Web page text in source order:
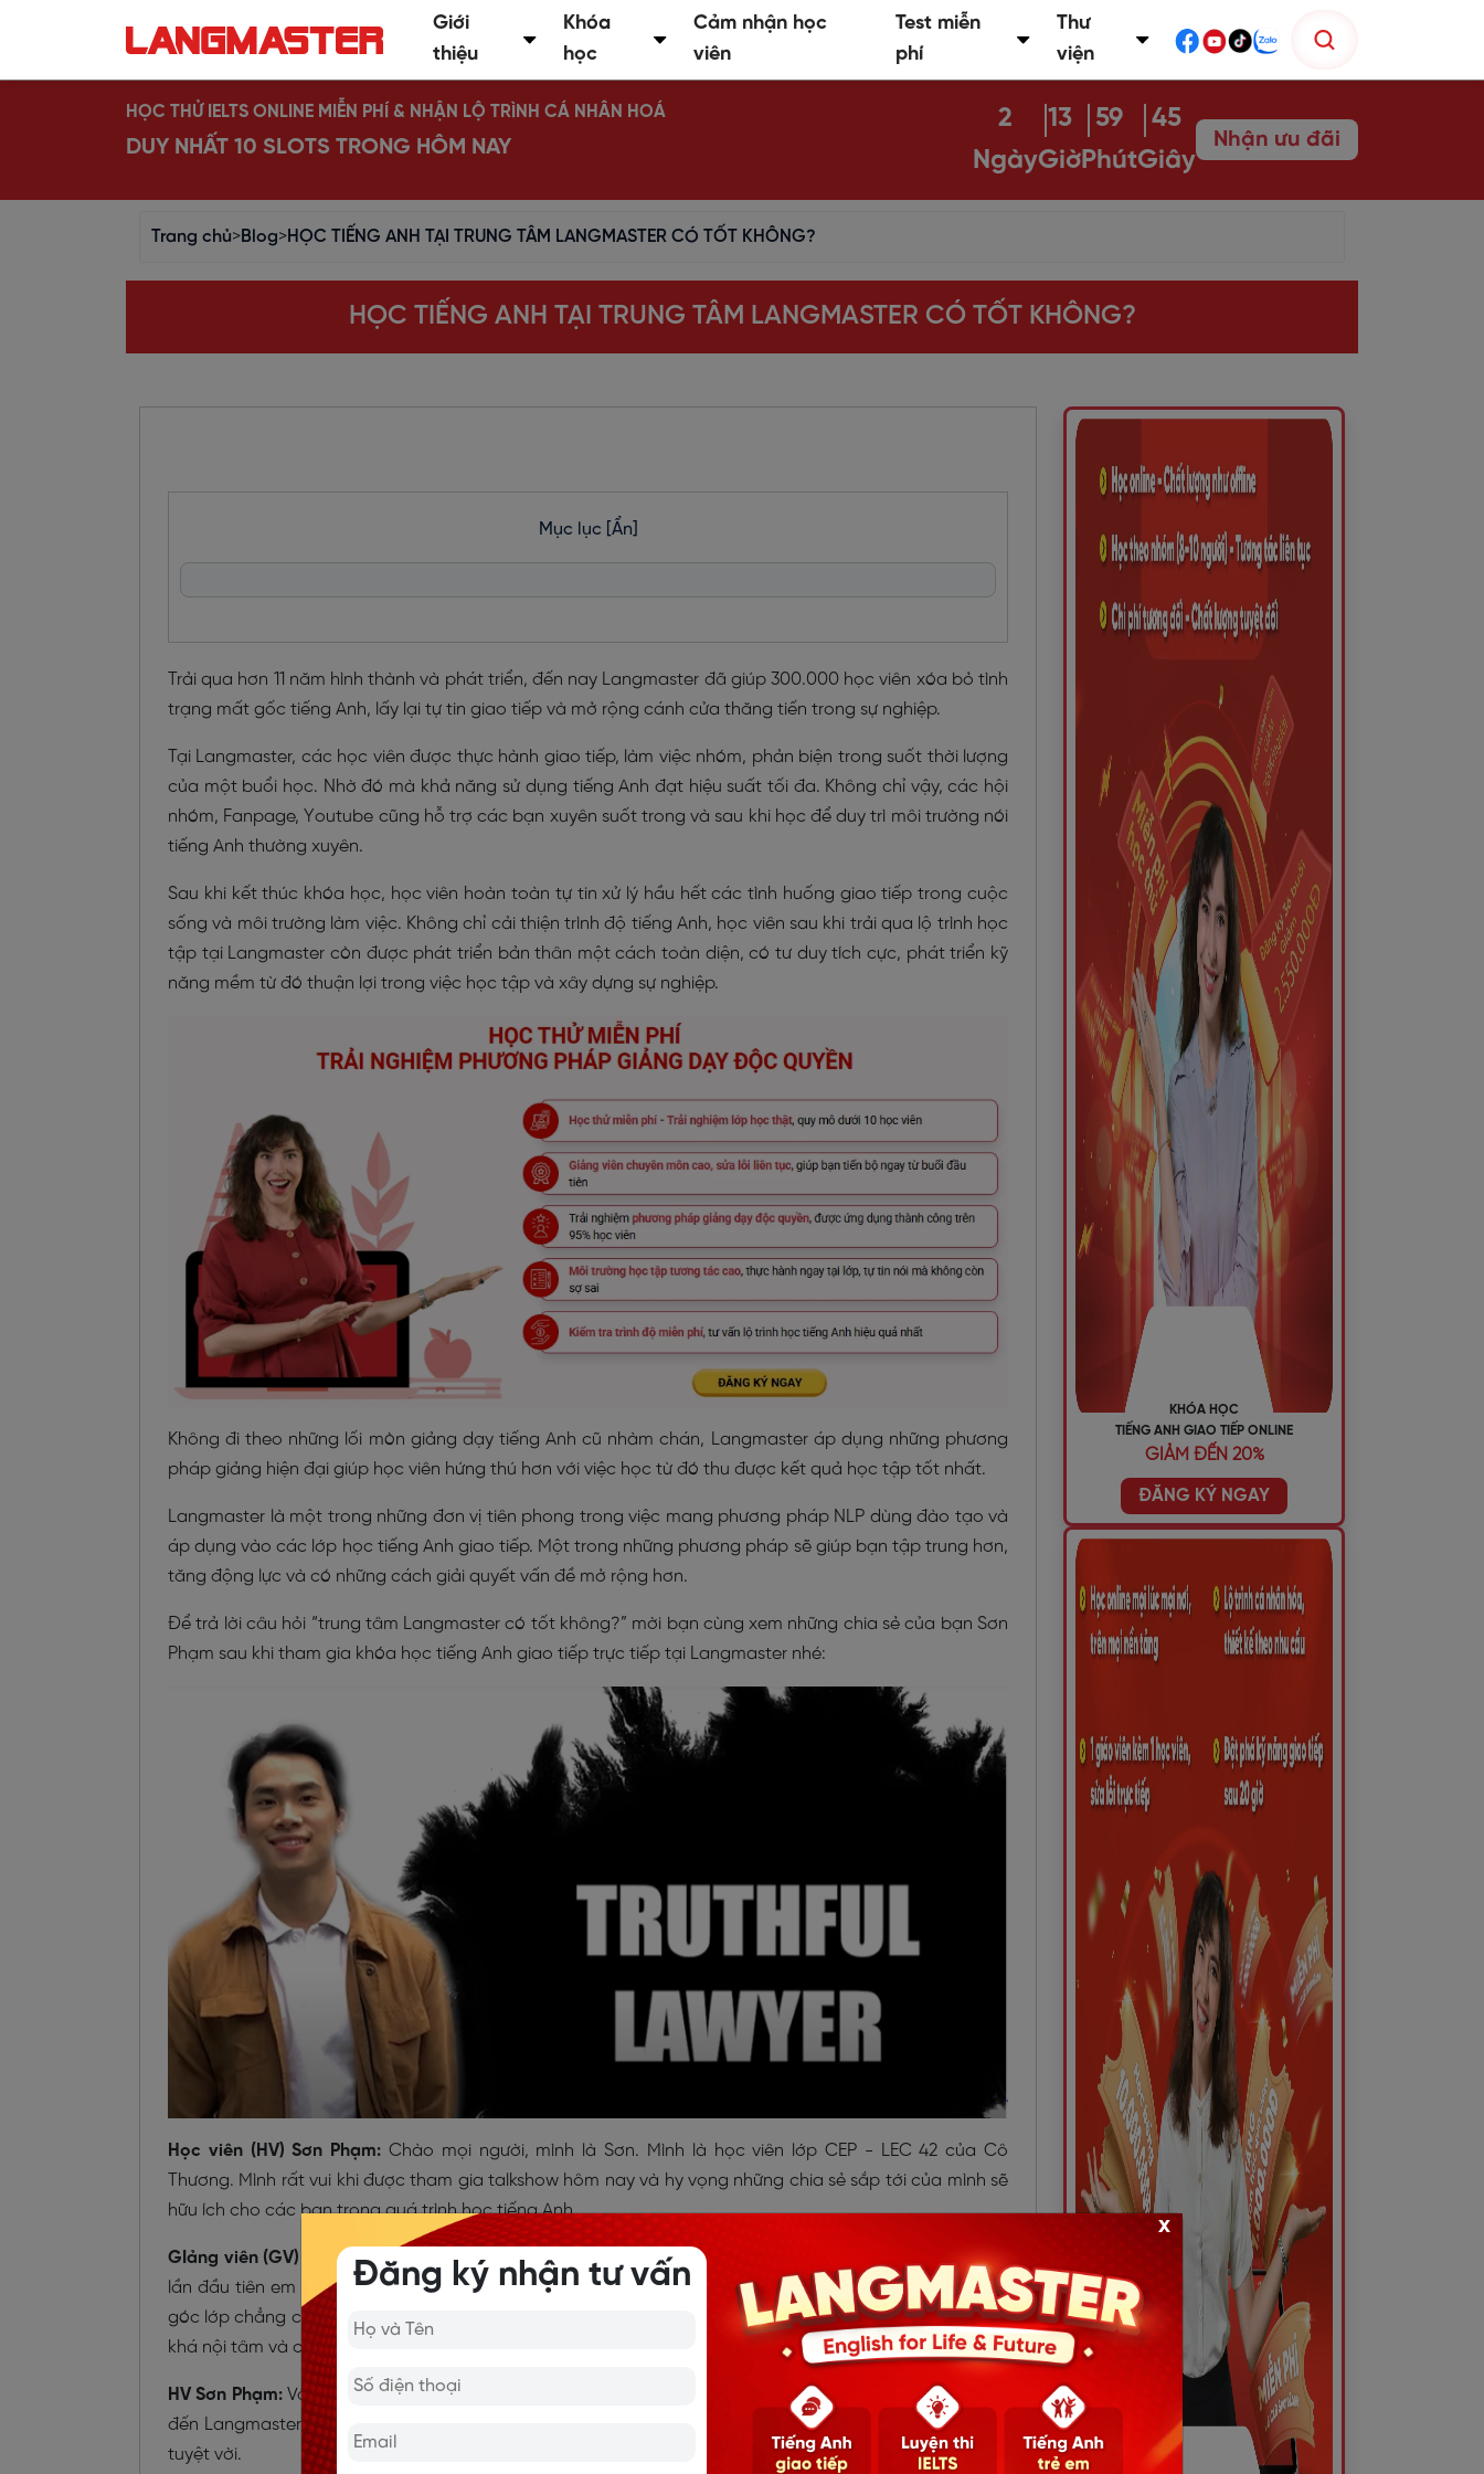
Giới
thiệu
Khóa
học
Cảm nhận học
viên
Test miễn
phí
Thư
viện
HỌC THỬ IELTS ONLINE MIỄN PHÍ & NHẬN LỘ TRÌNH CÁ NHÂN HOÁ
DUY NHẤT 10 SLOTS TRONG HÔM NAY
2
Ngày
13
Giờ
59
Phút
43
Giây
Nhận ưu đãi
Trang chủ>Blog>HỌC TIẾNG ANH TẠI TRUNG TÂM LANGMASTER CÓ TỐT KHÔNG?
HỌC TIẾNG ANH TẠI TRUNG TÂM LANGMASTER CÓ TỐT KHÔNG?
Mục lục [Ẩn]
Trải qua hơn 11 năm hình thành và phát triển, đến nay Langmaster đã giúp 300.000 học viên xóa bỏ tình
trạng mất gốc tiếng Anh, lấy lại tự tin giao tiếp và mở rộng cánh cửa thăng tiến trong sự nghiệp.
Tại Langmaster, các học viên được thực hành giao tiếp, làm việc nhóm, phản biện trong suốt thời lượng
của một buổi học. Nhờ đó mà khả năng sử dụng tiếng Anh đạt hiệu suất tối đa. Không chỉ vậy, các hội
nhóm, Fanpage, Youtube cũng hỗ trợ các bạn xuyên suốt trong và sau khi học để duy trì môi trường nói
tiếng Anh thường xuyên.
Sau khi kết thúc khóa học, học viên hoàn toàn tự tin xử lý hầu hết các tình huống giao tiếp trong cuộc
sống và môi trường làm việc. Không chỉ cải thiện trình độ tiếng Anh, học viên sau khi trải qua lộ trình học
tập tại Langmaster còn được phát triển bản thân một cách toàn diện, có tư duy tích cực, phát triển kỹ
năng mềm từ đó thuận lợi trong việc học tập và xây dựng sự nghiệp.
Không đi theo những lối mòn giảng dạy tiếng Anh cũ nhàm chán, Langmaster áp dụng những phương
pháp giảng hiện đại giúp học viên hứng thú hơn với việc học từ đó thu được kết quả học tập tốt nhất.
Langmaster là một trong những đơn vị tiên phong trong việc mang phương pháp NLP dùng đào tạo và
áp dụng vào các lớp học tiếng Anh giao tiếp. Một trong những phương pháp sẽ giúp bạn tập trung hơn,
tăng động lực và có những cách giải quyết vấn đề mở rộng hơn.
Để trả lời câu hỏi “trung tâm Langmaster có tốt không?” mời bạn cùng xem những chia sẻ của bạn Sơn
Phạm sau khi tham gia khóa học tiếng Anh giao tiếp trực tiếp tại Langmaster nhé:
Học viên (HV) Sơn Phạm: Chào mọi người, mình là Sơn. Mình là học viên lớp CEP - LEC 42 của Cô
Thương. Mình rất vui khi được tham gia talkshow hôm nay và hy vọng những chia sẻ sắp tới của mình sẽ
hữu ích cho các bạn trong quá trình học tiếng Anh.
GIảng viên (GV) Thương Nguyễn:
Thật tuyệt vời, Sơn ạ. Bây giờ em đã trở nên rất tự tin đấy. Em có nhớ
lần đầu tiên em đến Langmaster không? Cô vẫn nhớ lần đầu tiên nhìn thấy Sơn, em đứng một mình ở
góc lớp chẳng chịu nói gì cả. Và cô chỉ nghĩ, đó liệu có phải một bạn trợ giảng đẹp trai. Em là một người
khá nội tâm và cô phải cố gắng hết sức để khích lệ em.
HV Sơn Phạm:Vâng, em không muốn nhớ về quãng thời gian đó nữa, thật kinh khủng. Tuy nhiên, khi em
đến Langmaster và gặp được cô thì mọi thứ đã thay đổi chỉ trong vòng vài tháng, với một lộ trình học
tuyệt vời.
KHÓA HỌC
TIẾNG ANH GIAO TIẾP ONLINE
GIẢM ĐẾN 20%
ĐĂNG KÝ NGAY
Đăng ký nhận tư vấn
x